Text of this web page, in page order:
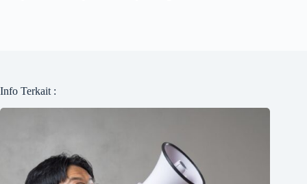
Info Terkait :